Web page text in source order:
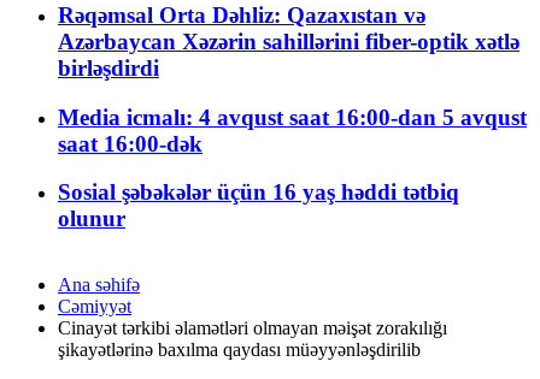
Rəqəmsal Orta Dəhliz: Qazaxıstan və
Azərbaycan Xəzərin sahillərini fiber-optik xətlə
birləşdirdi
Media icmalı: 4 avqust saat 16:00-dan 5 avqust
saat 16:00-dək
Sosial şəbəkələr üçün 16 yaş həddi tətbiq
olunur
Ana səhifə
Cəmiyyət
Cinayət tərkibi əlamətləri olmayan məişət zorakılığı
şikayətlərinə baxılma qaydası müəyyənləşdirilib